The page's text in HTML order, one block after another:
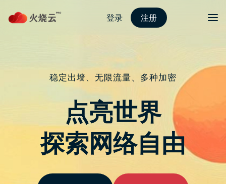
至
正
文 protonvpn下载
NCC公布2021年下半年至2022年第1季15款
智慧手机内建软体资安抽测结果